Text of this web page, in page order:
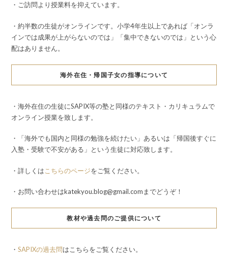
・ご訪問より授業料を抑えています。
・約半数の生徒がオンラインです。小学4年生以上であれば「オンラ
インでは成果が上がらないのでは」「集中できないのでは」という心
配はありません。
海外在住・帰国子女の指導について
・海外在住の生徒にSAPIX等の塾と同様のテキスト・カリキュラムで
オンライン授業を致します。
・「海外でも国内と同様の勉強を続けたい」あるいは「帰国後すぐに
入塾・受験で不安がある」という生徒に対応致します。
・詳しくは こちらのページをご覧ください。
・お問い合わせはkatekyou.blog@gmail.comまでどうぞ！
教材や過去問のご提供について
・ SAPIXの過去問はこちらをご覧ください。